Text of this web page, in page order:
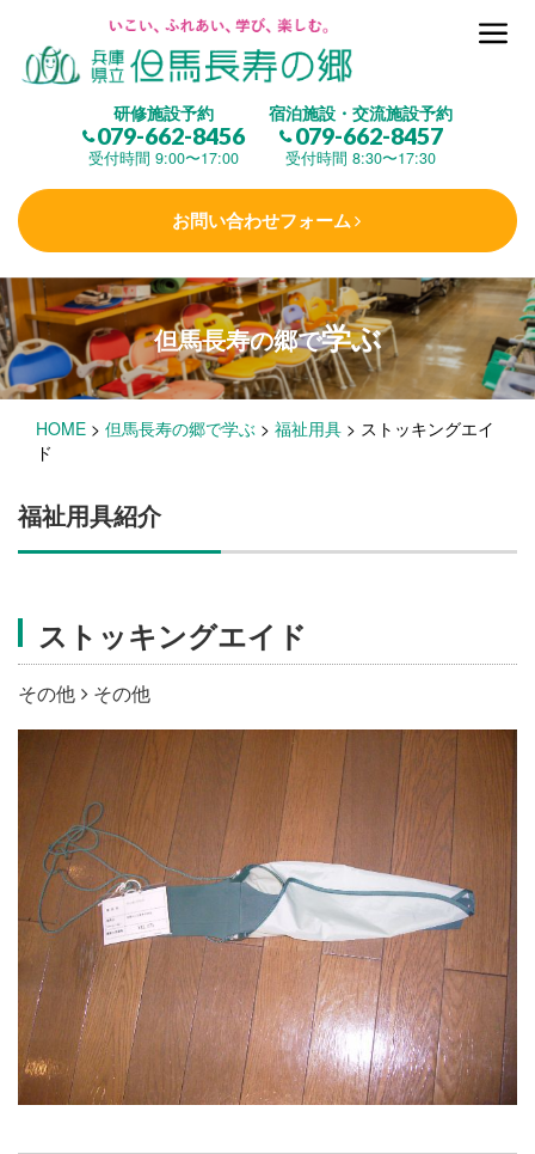
研修施設予約
079-662-8456
受付時間 9:00〜17:00
宿泊施設・交流施設予約
079-662-8457
受付時間 8:30〜17:30
お問い合わせフォーム
但馬長寿の郷とは
(研修施設)
楽しむ
学 ぶ(健康福祉)
泊まる(宿泊)
施設・料金
アクセス
但馬長寿の郷で学ぶ
HOME > 但馬長寿の郷で学ぶ > 福祉用具 > ストッキングエイ
ド
福祉用具紹介
ストッキングエイド
その他 その他